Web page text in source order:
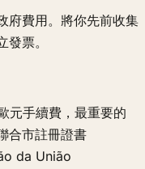
府費用。將你先前收集
票。
元手續費，最重要的
合市註冊證書
da União